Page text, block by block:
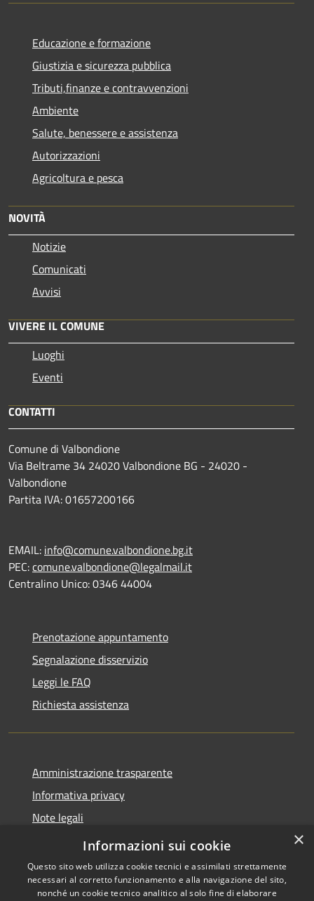
Educazione e formazione
Giustizia e sicurezza pubblica
Tributi,finanze e contravvenzioni
Ambiente
Salute, benessere e assistenza
Autorizzazioni
Agricoltura e pesca
NOVITÀ
Notizie
Comunicati
Avvisi
VIVERE IL COMUNE
Luoghi
Eventi
CONTATTI
Comune di Valbondione
Via Beltrame 34 24020 Valbondione BG - 24020 -
Valbondione
Partita IVA: 01657200166
EMAIL: info@comune.valbondione.bg.it
PEC:comune.valbondione@legalmail.it
Centralino Unico: 0346 44004
Prenotazione appuntamento
Segnalazione disservizio
Leggi le FAQ
Richiesta assistenza
Amministrazione trasparente
Informativa privacy
Note legali
Dichiarazione di accessibilità
×
Informazioni sui cookie
Questo sito web utilizza cookie tecnici e assimilati strettamente
necessari al corretto funzionamento e alla navigazione del sito,
nonché un cookie tecnico analitico al solo fine di elaborare